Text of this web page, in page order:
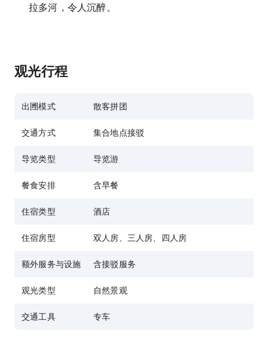
拉多河，令人沉醉。
观光行程
出圑模式 散客拼团
交通方式 集合地点接驳
导览类型 导览游
餐食安排 含早餐
住宿类型 酒店
住宿房型 双人房、三人房、四人房
额外服务与设施 含接驳服务
观光类型 自然景观
交通工具 专车